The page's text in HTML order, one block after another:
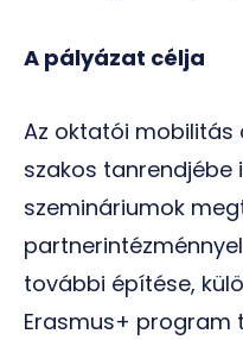
A pályázat célja
Az oktatói mobilitás
szakos tanrendjébe
szemináriumok
további építése,
Erasmus+ program